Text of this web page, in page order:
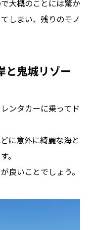
大概のことには驚か
しまい、残りのモノ
と鬼城リゾー
ンタカーに乗ってド
に意外に綺麗な海と
。
良いことでしょう。